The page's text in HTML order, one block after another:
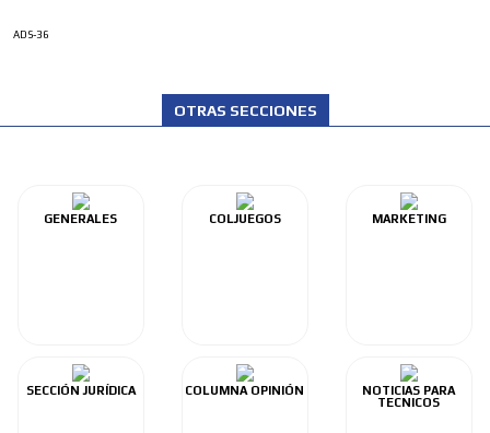
ADS-36
OTRAS SECCIONES
GENERALES COLJUEGOS MARKETING
SECCIÓN JURÍDICA COLUMNA OPINIÓN
NOTICIAS PARA
TECNICOS